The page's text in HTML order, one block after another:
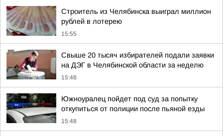
Строитель из Челябинска выиграл миллион
рублей в лотерею
15:55
Свыше 20 тысяч избирателей подали заявки
на ДЭГ в Челябинской области за неделю
15:48
Южноуралец пойдет под суд за попытку
откупиться от полиции после пьяной езды
15:48